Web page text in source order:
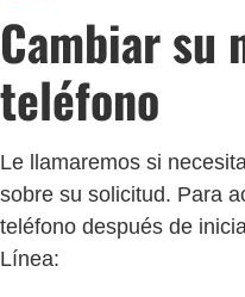
Cambiar su
teléfono
Le llamaremos si
sobre su solicitud. Para
teléfono después de
Línea: